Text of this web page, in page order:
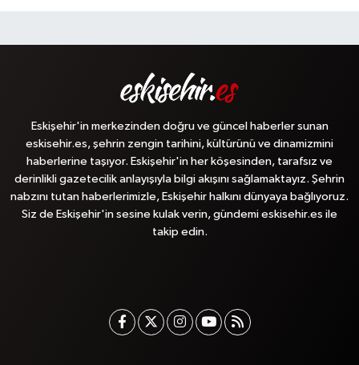
Eskişehir'in merkezinden doğru ve güncel haberler sunan
eskisehir.es, şehrin zengin tarihini, kültürünü ve dinamizmini
haberlerine taşıyor. Eskişehir'in her köşesinden, tarafsız ve
derinlikli gazetecilik anlayışıyla bilgi akışını sağlamaktayız. Şehrin
nabzını tutan haberlerimizle, Eskişehir halkını dünyaya bağlıyoruz.
Siz de Eskişehir'in sesine kulak verin, gündemi eskisehir.es ile
takip edin.